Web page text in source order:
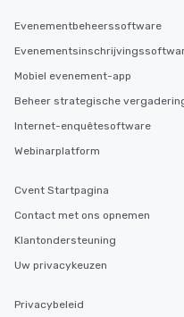
Evenementbeheerssoftware
Mobiel evenement-app
Beheer strategische
Internet-enquêtesoftware
Webinarplatform
Cvent Startpagina
Contact met ons opnemen
Klantondersteuning
Uw privacykeuzen
Privacybeleid